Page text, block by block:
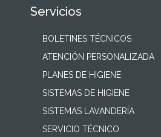
Servicios
BOLETINES TÉCNICOS
ATENCIÓN PERSONALIZADA
PLANES DE HIGIENE
SISTEMAS DE HIGIENE
SISTEMAS LAVANDERÍA
SERVICIO TÉCNICO